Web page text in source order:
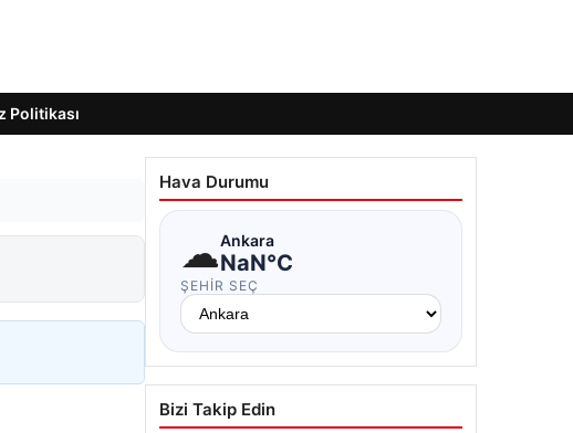
Politikası
Hava Durumu
☁Ankara
NaN°C
ŞEHIR SEÇ
Bizi Takip Edin